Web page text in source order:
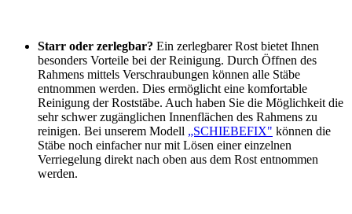
Starr oder zerlegbar? Ein zerlegbarer Rost bietet Ihnen
besonders Vorteile bei der Reinigung. Durch Öffnen des
Rahmens mittels Verschraubungen können alle Stäbe
entnommen werden. Dies ermöglicht eine komfortable
Reinigung der Roststäbe. Auch haben Sie die Möglichkeit die
sehr schwer zugänglichen Innenflächen des Rahmens zu
reinigen. Bei unserem Modell „SCHIEBEFIX" können die
Stäbe noch einfacher nur mit Lösen einer einzelnen
Verriegelung direkt nach oben aus dem Rost entnommen
werden.